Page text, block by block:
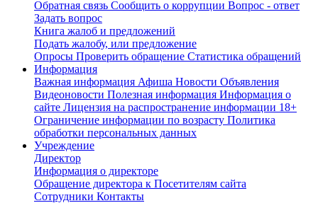
Обратная связь Сообщить о коррупции Вопрос - ответ
Задать вопрос
Книга жалоб и предложений
Подать жалобу, или предложение
Опросы Проверить обращение Статистика обращений
Информация
Важная информация Афиша Новости Объявления
Видеоновости Полезная информация Информация о
сайте Лицензия на распространение информации 18+
Ограничение информации по возрасту Политика
обработки персональных данных
Учреждение
Директор
Информация о директоре
Обращение директора к Посетителям сайта
Сотрудники Контакты